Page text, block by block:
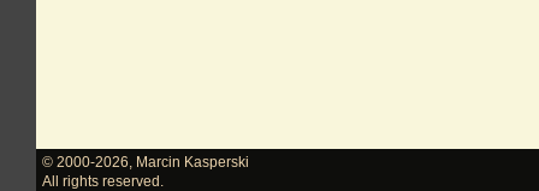
© 2000-2026
Marcin Kasperski
All rights reserved.